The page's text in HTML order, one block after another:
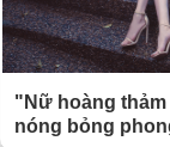
"Nữ hoàng
nóng bỏng